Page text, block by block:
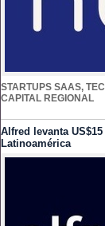
STARTUPS SAAS,
CAPITAL REGIONAL
Alfred levanta
Latinoamérica